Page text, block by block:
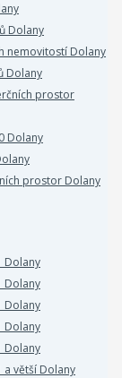
Dolany
nemovitostí Dolany
Dolany
prostor
Dolany
prostor Dolany
Dolany
Dolany
Dolany
Dolany
Dolany
a větší Dolany